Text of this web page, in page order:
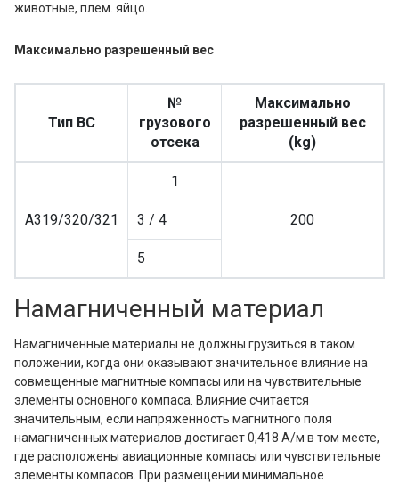
животные, плем. яйцо.
Максимально разрешенный вес
Тип ВС
№
грузового
отсека
Максимально
разрешенный вес
(kg)
A319/320/321
1
200
3 / 4
5
Намагниченный материал
Намагниченные материалы не должны грузиться в таком
положении, когда они оказывают значительное влияние на
совмещенные магнитные компасы или на чувствительные
элементы основного компаса. Влияние считается
значительным, если напряженность магнитного поля
намагниченных материалов достигает 0,418 А/м в том месте,
где расположены авиационные компасы или чувствительные
элементы компасов. При размещении минимальное